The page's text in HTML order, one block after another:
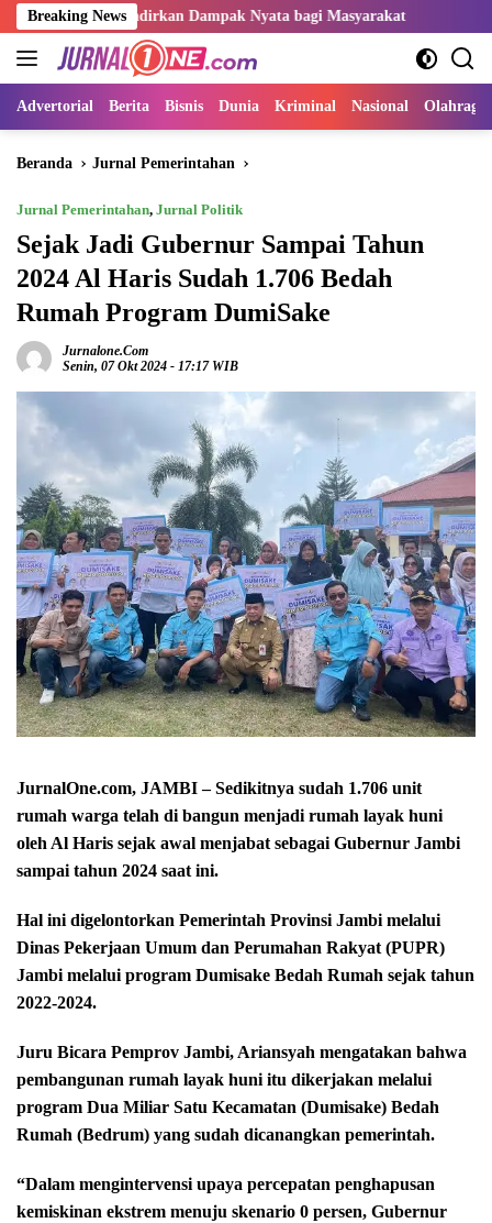
Langsung
ke
konten
Breaking News
Hadirkan Dampak Nyata bagi Masyarakat Sangat Perlu
Advertorial Berita Bisnis Dunia Kriminal Nasional Olahraga
Beranda Jurnal Pemerintahan
Jurnal Pemerintahan, Jurnal Politik
Sejak Jadi Gubernur Sampai Tahun
2024 Al Haris Sudah 1.706 Bedah
Rumah Program DumiSake
Jurnalone.com
Senin, 07 Okt 2024 - 17:17 WIB
JurnalOne.com, JAMBI – Sedikitnya sudah 1.706 unit
rumah warga telah di bangun menjadi rumah layak huni
oleh Al Haris sejak awal menjabat sebagai Gubernur Jambi
sampai tahun 2024 saat ini.
Hal ini digelontorkan Pemerintah Provinsi Jambi melalui
Dinas Pekerjaan Umum dan Perumahan Rakyat (PUPR)
Jambi melalui program Dumisake Bedah Rumah sejak tahun
2022-2024.
Juru Bicara Pemprov Jambi, Ariansyah mengatakan bahwa
pembangunan rumah layak huni itu dikerjakan melalui
program Dua Miliar Satu Kecamatan (Dumisake) Bedah
Rumah (Bedrum) yang sudah dicanangkan pemerintah.
“Dalam mengintervensi upaya percepatan penghapusan
kemiskinan ekstrem menuju skenario 0 persen, Gubernur